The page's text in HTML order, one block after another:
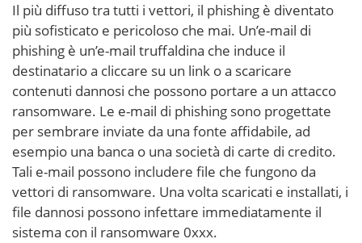
Il più diffuso tra tutti i vettori, il phishing è diventato
più sofisticato e pericoloso che mai. Un’e-mail di
phishing è un’e-mail truffaldina che induce il
destinatario a cliccare su un link o a scaricare
contenuti dannosi che possono portare a un attacco
ransomware. Le e-mail di phishing sono progettate
per sembrare inviate da una fonte affidabile, ad
esempio una banca o una società di carte di credito.
Tali e-mail possono includere file che fungono da
vettori di ransomware. Una volta scaricati e installati, i
file dannosi possono infettare immediatamente il
sistema con il ransomware 0xxx.